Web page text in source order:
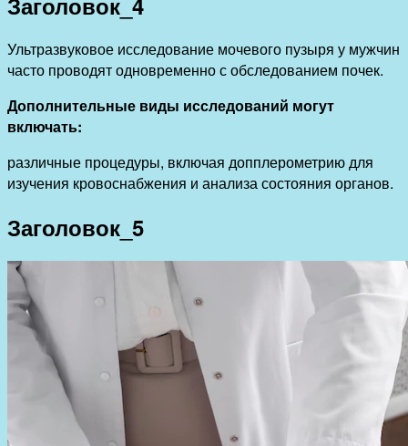
Ультразвуковое исследование мочевого пузыря у мужчин
часто проводят одновременно с обследованием почек.
Дополнительные виды исследований могут
включать:
различные процедуры, включая допплерометрию для
изучения кровоснабжения и анализа состояния органов.
Заголовок_5